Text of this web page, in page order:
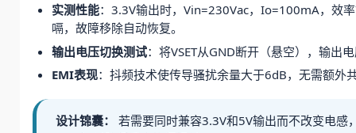
实测性能：3.3V输出时，Vin=230Vac，Io=100mA，效
嗝，故障移除自动恢复。
输出电压切换测试：将VSET从GND断开（悬空），输出
EMI表现：抖频技术使传导骚扰余量大于6dB，无需额外
设计锦囊：
若需要同时兼容3.3V和5V输出而不改变电